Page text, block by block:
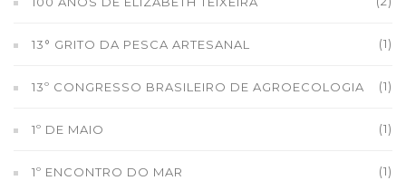
13° GRITO DA PESCA ARTESANAL (1)
13º CONGRESSO BRASILEIRO DE AGROECOLOGIA (1)
1º DE MAIO (1)
1º ENCONTRO DO MAR (1)